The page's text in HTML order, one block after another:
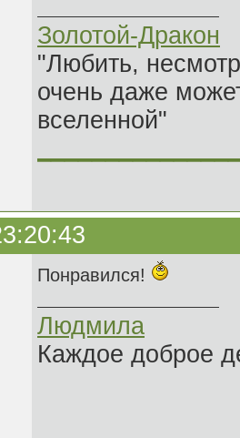
Золотой-Дракон
"Любить,
очень даже
вселенной"
Понравился!
Людмила
Каждое доброе